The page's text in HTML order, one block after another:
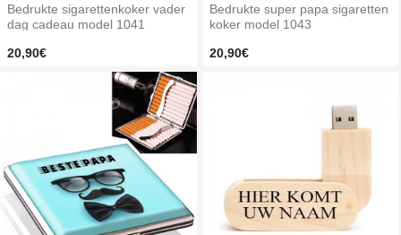
Bedrukte sigarettenkoker vader
dag cadeau model 1041
20,90€
Bedrukte super papa sigaretten
koker model 1043
20,90€